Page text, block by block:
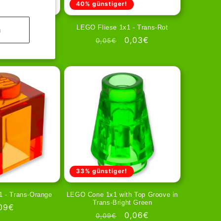
1x1 - Rot
40% günstiger!
LEGO Fliese 1x1 - Trans-Rot
Normale
0,05€ Aanbiedingsprijs
0,03€
- Trans-Orange
33% günstiger!
LEGO Cone 1x1 with Top Groove in
Trans-Bright Green
Normale
0,09€ Aanbiedingsprijs
0,06€